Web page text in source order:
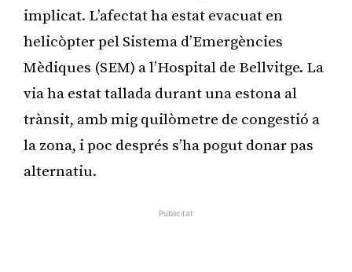
implicat. L’afectat ha estat evacuat en
helicòpter pel Sistema d’Emergències
Mèdiques (SEM) a l’Hospital de Bellvitge. La
via ha estat tallada durant una estona al
trànsit, amb mig quilòmetre de congestió a
la zona, i poc després s’ha pogut donar pas
alternatiu.
Publicitat